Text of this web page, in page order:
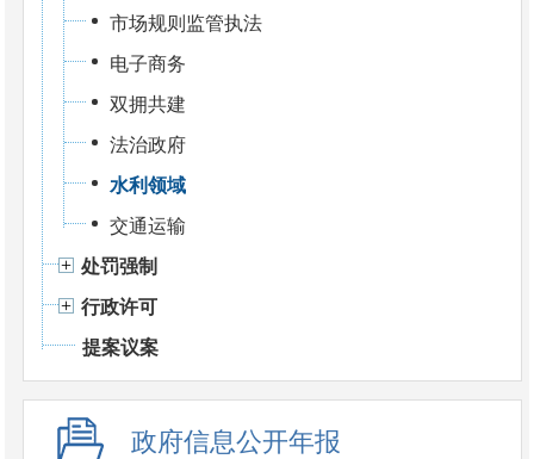
市场规则监管执法
电子商务
双拥共建
法治政府
水利领域
交通运输
处罚强制
行政许可
提案议案
政府信息公开年报